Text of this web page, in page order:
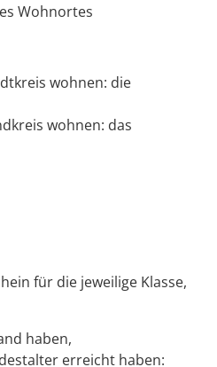
Wohnortes
wohnen: die
wohnen: das
für die jeweilige Klasse,
haben,
erreicht haben: